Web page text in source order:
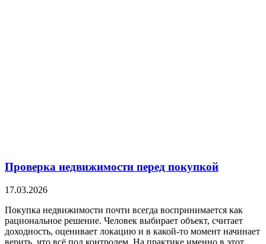
Проверка недвижимости перед покупкой
17.03.2026
Покупка недвижимости почти всегда воспринимается как
рациональное решение. Человек выбирает объект, считает
доходность, оценивает локацию и в какой-то момент начинает
верить, что всё под контролем. На практике именно в этот